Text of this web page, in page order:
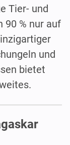
Tier- und
90 % nur auf
und
bietet